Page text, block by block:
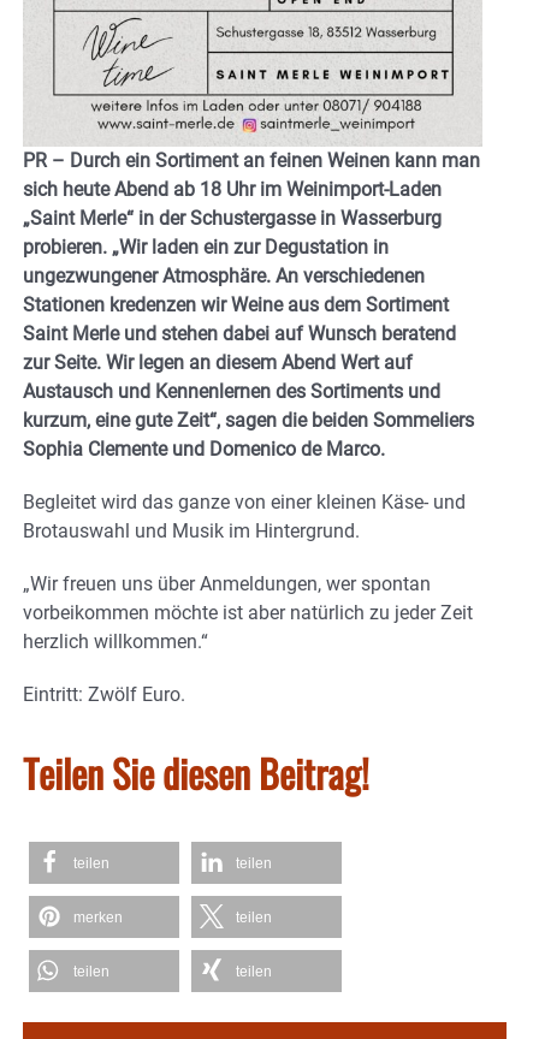
PR – Durch ein Sortiment an feinen Weinen kann man
sich heute Abend ab 18 Uhr im Weinimport-Laden
„Saint Merle“ in der Schustergasse in Wasserburg
probieren. „Wir laden ein zur Degustation in
ungezwungener Atmosphäre. An verschiedenen
Stationen kredenzen wir Weine aus dem Sortiment
Saint Merle und stehen dabei auf Wunsch beratend
zur Seite. Wir legen an diesem Abend Wert auf
Austausch und Kennenlernen des Sortiments und
kurzum, eine gute Zeit“, sagen die beiden Sommeliers
Sophia Clemente und Domenico de Marco.
Begleitet wird das ganze von einer kleinen Käse- und
Brotauswahl und Musik im Hintergrund.
„Wir freuen uns über Anmeldungen, wer spontan
vorbeikommen möchte ist aber natürlich zu jeder Zeit
herzlich willkommen.“
Eintritt: Zwölf Euro.
Teilen Sie diesen Beitrag!
teilen teilen
merken teilen
teilen teilen